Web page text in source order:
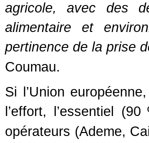
agricole, avec des
alimentaire et
pertinence de la prise
Coumau.
Si l’Union
l’effort, l’essentiel (90
opérateurs (Ademe,